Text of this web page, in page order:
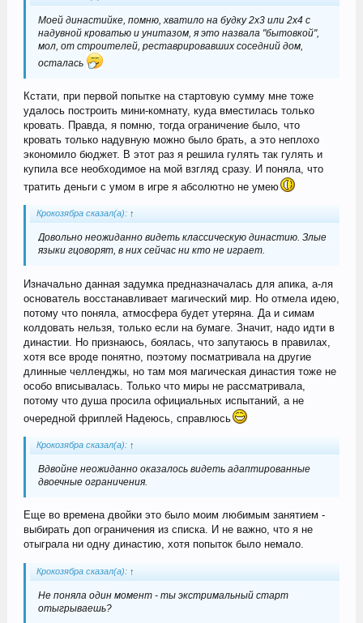
Моей династийке, помню, хватило на будку 2х3 или 2х4 с
надувной кроватью и унитазом, я это назвала "бытовкой",
мол, от строителей, реставрировавших соседний дом,
осталась
Кстати, при первой попытке на стартовую сумму мне тоже
удалось построить мини-комнату, куда вместилась только
кровать. Правда, я помню, тогда ограничение было, что
кровать только надувную можно было брать, а это неплохо
экономило бюджет. В этот раз я решила гулять так гулять и
купила все необходимое на мой взгляд сразу. И поняла, что
тратить деньги с умом в игре я абсолютно не умею
Крокозябра сказал(а): ↑
Довольно неожиданно видеть классическую династию. Злые
языки гцоворят, в них сейчас ни кто не играет.
Изначально данная задумка предназначалась для апика, а-ля
основатель восстанавливает магический мир. Но отмела идею,
потому что поняла, атмосфера будет утеряна. Да и симам
колдовать нельзя, только если на бумаге. Значит, надо идти в
династии. Но признаюсь, боялась, что запутаюсь в правилах,
хотя все вроде понятно, поэтому посматривала на другие
длинные челленджы, но там моя магическая династия тоже не
особо вписывалась. Только что миры не рассматривала,
потому что душа просила официальных испытаний, а не
очередной фриплей Надеюсь, справлюсь
Крокозябра сказал(а): ↑
Вдвойне неожиданно оказалось видеть адаптированные
двоечные ограничения.
Еще во времена двойки это было моим любимым занятием -
выбирать доп ограничения из списка. И не важно, что я не
отыграла ни одну династию, хотя попыток было немало.
Крокозябра сказал(а): ↑
Не поняла один момент - ты экстримальный старт
отыгрываешь?